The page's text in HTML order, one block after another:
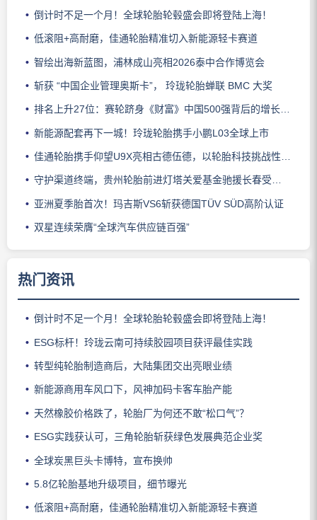
倒计时不足一个月！全球轮胎轮毂盛会即将登陆上海！
低滚阻+高耐磨，佳通轮胎精准切入新能源轻卡赛道
智绘出海新蓝图，浦林成山亮相2026泰中合作博览会
斩获 “中国企业管理奥斯卡”， 玲珑轮胎蝉联 BMC 大奖
排名上升27位：赛轮跻身《财富》中国500强背后的增长逻辑
新能源配套再下一城！玲珑轮胎携手小鹏L03全球上市
佳通轮胎携手仰望U9X亮相古德伍德，以轮胎科技挑战性能边界
守护渠道终端，贵州轮胎前进灯塔关爱基金驰援长春受灾门店
亚洲夏季胎首次！玛吉斯VS6斩获德国TÜV SÜD高阶认证
双星连续荣膺“全球汽车供应链百强”
热门资讯
倒计时不足一个月！全球轮胎轮毂盛会即将登陆上海！
ESG标杆！玲珑云南可持续胶园项目获评最佳实践
转型纯轮胎制造商后，大陆集团交出亮眼业绩
新能源商用车风口下，风神加码卡客车胎产能
天然橡胶价格跌了，轮胎厂为何还不敢“松口气”？
ESG实践获认可，三角轮胎斩获绿色发展典范企业奖
全球炭黑巨头卡博特，宣布换帅
5.8亿轮胎基地升级项目，细节曝光
低滚阻+高耐磨，佳通轮胎精准切入新能源轻卡赛道